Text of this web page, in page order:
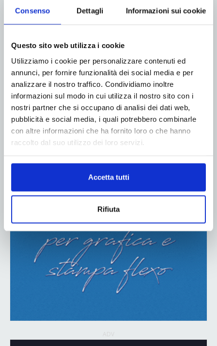
Consenso Dettagli Informazioni sui cookie
Questo sito web utilizza i cookie
Utilizziamo i cookie per personalizzare contenuti ed
annunci, per fornire funzionalità dei social media e per
analizzare il nostro traffico. Condividiamo inoltre
informazioni sul modo in cui utilizza il nostro sito con i
nostri partner che si occupano di analisi dei dati web,
pubblicità e social media, i quali potrebbero combinarle
con altre informazioni che ha fornito loro o che hanno
raccolto dal suo utilizzo dei loro servizi.
Accetta tutti
Rifiuta